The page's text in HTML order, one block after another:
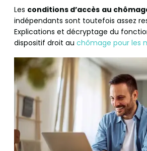
Les conditions d’accès au
indépendants sont toutefois assez
Explications et décryptage du
dispositif droit au chômage pour les